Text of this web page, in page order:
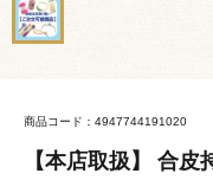
商品コード：4947744191020
【本店取扱】 合皮